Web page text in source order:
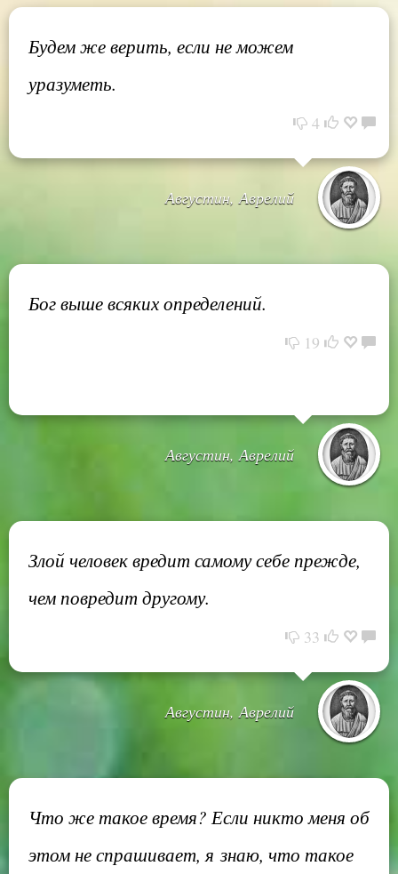
Будем же верить, если не можем
уразуметь.
4
Августин, Аврелий
Бог выше всяких определений.
19
Августин, Аврелий
Злой человек вредит самому себе прежде,
чем повредит другому.
33
Августин, Аврелий
Что же такое время? Если никто меня об
этом не спрашивает, я знаю, что такое